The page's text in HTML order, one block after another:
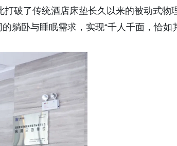
破了传统酒店床垫长久以来的被动式物
躺卧与睡眠需求，实现“千人千面，恰如